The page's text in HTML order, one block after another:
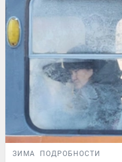
ЗИМА ПОДРОБНОСТИ